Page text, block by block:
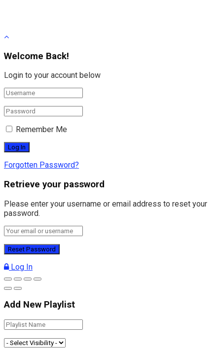
Welcome Back!
Login to your account below
Remember Me
Forgotten Password?
Retrieve your password
Please enter your username or email address to reset your
password.
Log In
Add New Playlist